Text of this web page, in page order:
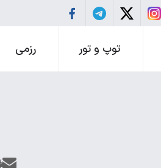
توپ و تور رزمی